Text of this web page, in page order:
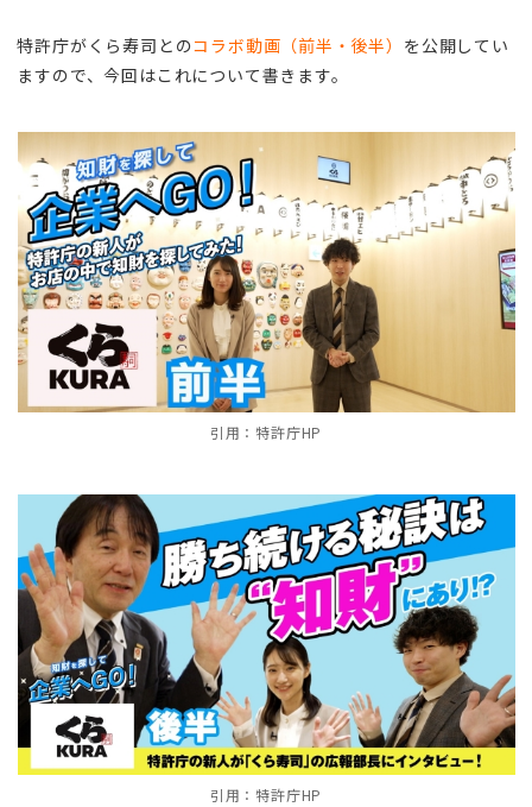
特許庁がくら寿司とのコラボ動画（前半・後半） を公開してい
ますので、今回はこれについて書きます。
引用：特許庁HP
引用：特許庁HP